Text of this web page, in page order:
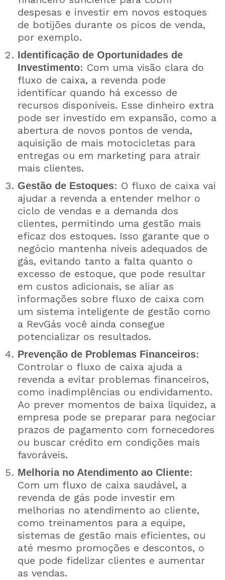
despesas e investir em novos estoques
de botijões durante os picos de venda,
por exemplo.
Identificação de Oportunidades de
Investimento: Com uma visão clara do
fluxo de caixa, a revenda pode
identificar quando há excesso de
recursos disponíveis. Esse dinheiro extra
pode ser investido em expansão, como a
abertura de novos pontos de venda,
aquisição de mais motocicletas para
entregas ou em marketing para atrair
mais clientes.
Gestão de Estoques: O fluxo de caixa vai
ajudar a revenda a entender melhor o
ciclo de vendas e a demanda dos
clientes, permitindo uma gestão mais
eficaz dos estoques. Isso garante que o
negócio mantenha níveis adequados de
gás, evitando tanto a falta quanto o
excesso de estoque, que pode resultar
em custos adicionais, se aliar as
informações sobre fluxo de caixa com
um sistema inteligente de gestão como
a RevGás você ainda consegue
potencializar os resultados.
Prevenção de Problemas Financeiros:
Controlar o fluxo de caixa ajuda a
revenda a evitar problemas financeiros,
como inadimplências ou endividamento.
Ao prever momentos de baixa liquidez, a
empresa pode se preparar para negociar
prazos de pagamento com fornecedores
ou buscar crédito em condições mais
favoráveis.
Melhoria no Atendimento ao Cliente:
Com um fluxo de caixa saudável, a
revenda de gás pode investir em
melhorias no atendimento ao cliente,
como treinamentos para a equipe,
sistemas de gestão mais eficientes, ou
até mesmo promoções e descontos, o
que pode fidelizar clientes e aumentar
as vendas.